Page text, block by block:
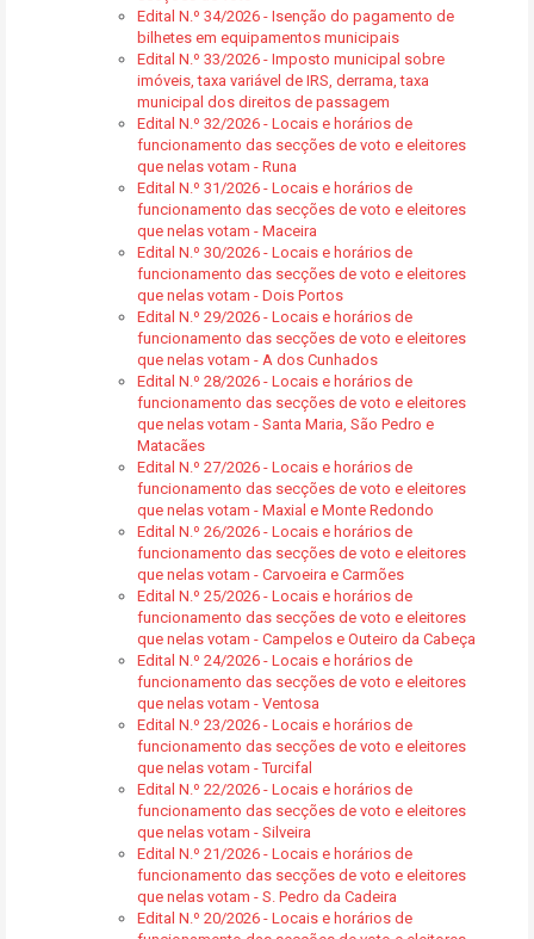
Edital N.º 34/2026 - Isenção do pagamento de
bilhetes em equipamentos municipais
Edital N.º 33/2026 - Imposto municipal sobre
imóveis, taxa variável de IRS, derrama, taxa
municipal dos direitos de passagem
Edital N.º 32/2026 - Locais e horários de
funcionamento das secções de voto e eleitores
que nelas votam - Runa
Edital N.º 31/2026 - Locais e horários de
funcionamento das secções de voto e eleitores
que nelas votam - Maceira
Edital N.º 30/2026 - Locais e horários de
funcionamento das secções de voto e eleitores
que nelas votam - Dois Portos
Edital N.º 29/2026 - Locais e horários de
funcionamento das secções de voto e eleitores
que nelas votam - A dos Cunhados
Edital N.º 28/2026 - Locais e horários de
funcionamento das secções de voto e eleitores
que nelas votam - Santa Maria, São Pedro e
Matacães
Edital N.º 27/2026 - Locais e horários de
funcionamento das secções de voto e eleitores
que nelas votam - Maxial e Monte Redondo
Edital N.º 26/2026 - Locais e horários de
funcionamento das secções de voto e eleitores
que nelas votam - Carvoeira e Carmões
Edital N.º 25/2026 - Locais e horários de
funcionamento das secções de voto e eleitores
que nelas votam - Campelos e Outeiro da Cabeça
Edital N.º 24/2026 - Locais e horários de
funcionamento das secções de voto e eleitores
que nelas votam - Ventosa
Edital N.º 23/2026 - Locais e horários de
funcionamento das secções de voto e eleitores
que nelas votam - Turcifal
Edital N.º 22/2026 - Locais e horários de
funcionamento das secções de voto e eleitores
que nelas votam - Silveira
Edital N.º 21/2026 - Locais e horários de
funcionamento das secções de voto e eleitores
que nelas votam - S. Pedro da Cadeira
Edital N.º 20/2026 - Locais e horários de